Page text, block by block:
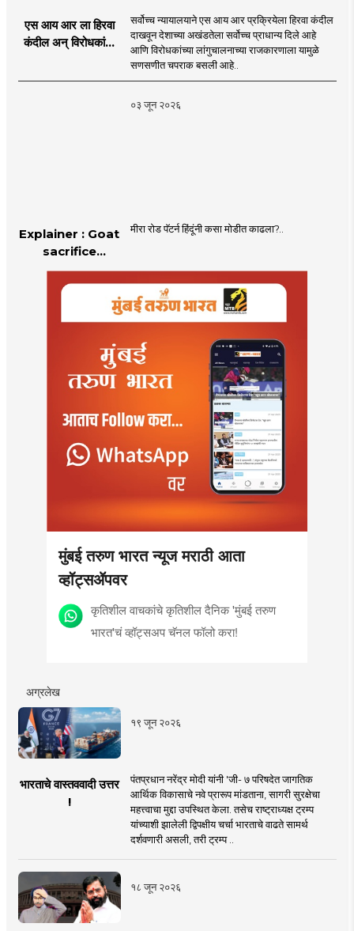
एस आय आर ला हिरवा
कंदील अन् विरोधकांना
सर्वोच्च न्यायालयाने एस आय आर प्रक्रियेला हिरवा कंदील
दाखवून देशाच्या अखंडतेला सर्वोच्च प्राधान्य दिले आहे
आणि विरोधकांच्या लांगुचालनाच्या राजकारणाला यामुळे
सणसणीत चपराक बसली आहे..
०३ जून २०२६
Explainer : Goat
sacrifice
controversy in
Mumbai |
मीरा रोड पॅटर्न हिंदूंनी कसा मोडीत काढला?..
मुंबई तरुण भारत न्यूज मराठी आता
व्हॉट्सॲपवर
कृतिशील वाचकांचे कृतिशील दैनिक 'मुंबई तरुण
भारत'चं व्हॉट्सअप चॅनल फॉलो करा!
अग्रलेख
१९ जून २०२६
भारताचे वास्तववादी उत्तर
!
पंतप्रधान नरेंद्र मोदी यांनी 'जी- ७ परिषदेत जागतिक
आर्थिक विकासाचे नवे प्रारूप मांडताना, सागरी सुरक्षेचा
महत्त्वाचा मुद्दा उपस्थित केला. तसेच राष्ट्राध्यक्ष ट्रम्प
यांच्याशी झालेली द्विपक्षीय चर्चा भारताचे वाढते सामर्थ
दर्शवणारी असली, तरी ट्रम्प ..
१८ जून २०२६